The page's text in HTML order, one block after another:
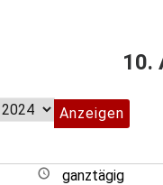
10.
ganztägig